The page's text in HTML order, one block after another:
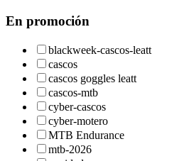
En promoción
blackweek-cascos-leatt
cascos
cascos goggles leatt
cascos-mtb
cyber-cascos
cyber-motero
MTB Endurance
mtb-2026